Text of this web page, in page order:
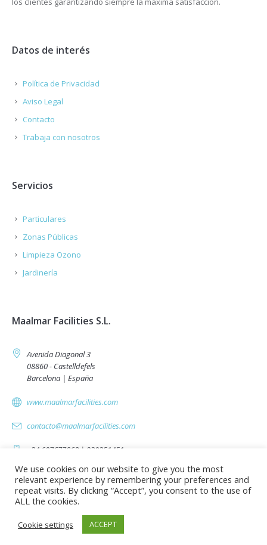
Contacto
Jardinería
08860 - Castelldefels
Barcelona | España
Trabaja con nosotros Política de privacidad
Maalmar Facilities | 2021 / Todos los derechos reservados | by
We use cookies on our website to give you the most
relevant experience by remembering your preferences and
repeat visits. By clicking “Accept”, you consent to the use of
ALL the cookies.
Cookie settings ACCEPT